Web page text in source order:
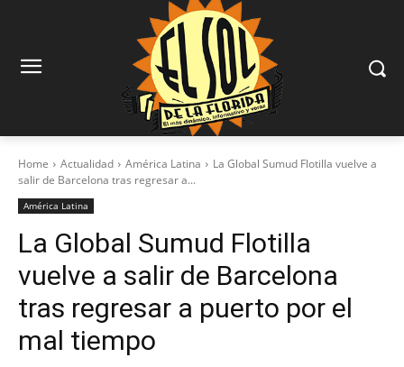
Home Actualidad América Latina
La Global Sumud Flotilla vuelve a
salir de Barcelona tras regresar a...
América Latina
La Global Sumud Flotilla
vuelve a salir de Barcelona
tras regresar a puerto por el
mal tiempo